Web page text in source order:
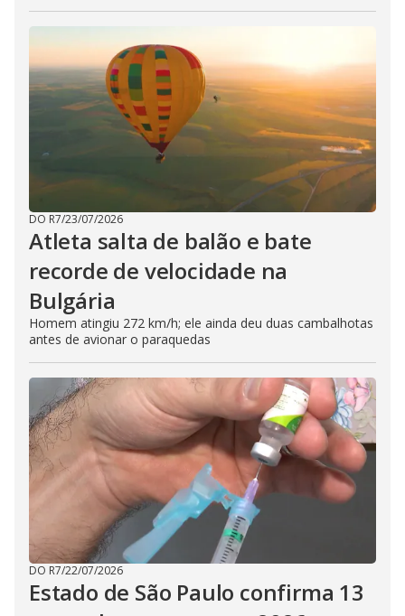
DO R7/23/07/2026
Atleta salta de balão e bate
recorde de velocidade na
Bulgária
Homem atingiu 272 km/h; ele ainda deu duas cambalhotas
antes de avionar o paraquedas
DO R7/22/07/2026
Estado de São Paulo confirma 13